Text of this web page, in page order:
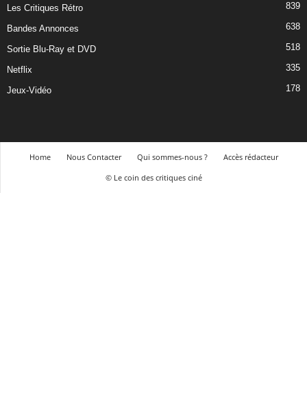
Les Critiques Rétro 839
Bandes Annonces 638
Sortie Blu-Ray et DVD 518
Netflix 335
Jeux-Vidéo 178
Home Nous Contacter Qui sommes-nous ?
Accès rédacteur
© Le coin des critiques ciné